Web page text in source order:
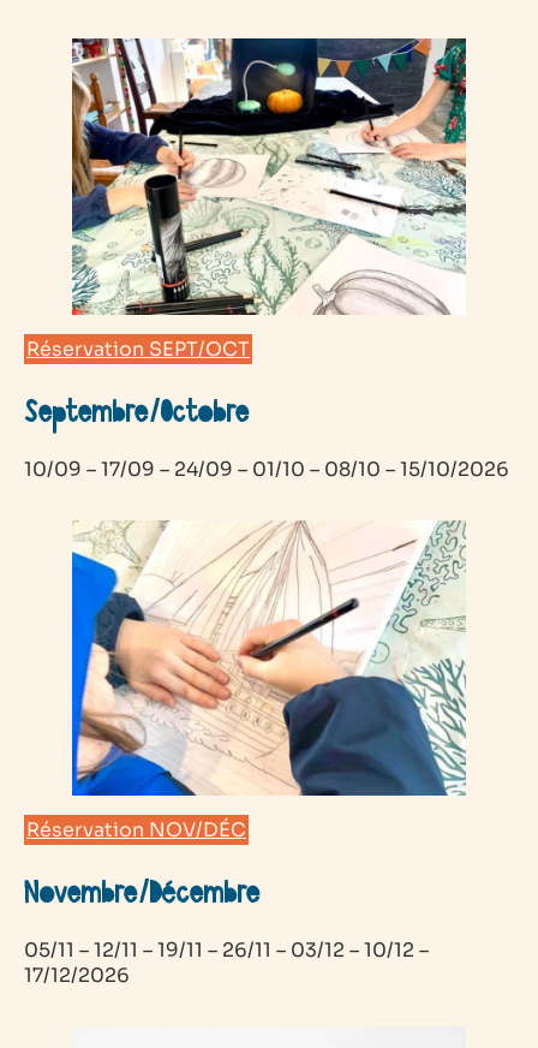
Réservation SEPT/OCT
Septembre/Octobre
10/09 – 17/09 – 24/09 – 01/10 – 08/10 – 15/10/2026
Réservation NOV/DÉC
Novembre/Décembre
05/11 – 12/11 – 19/11 – 26/11 – 03/12 – 10/12 –
17/12/2026